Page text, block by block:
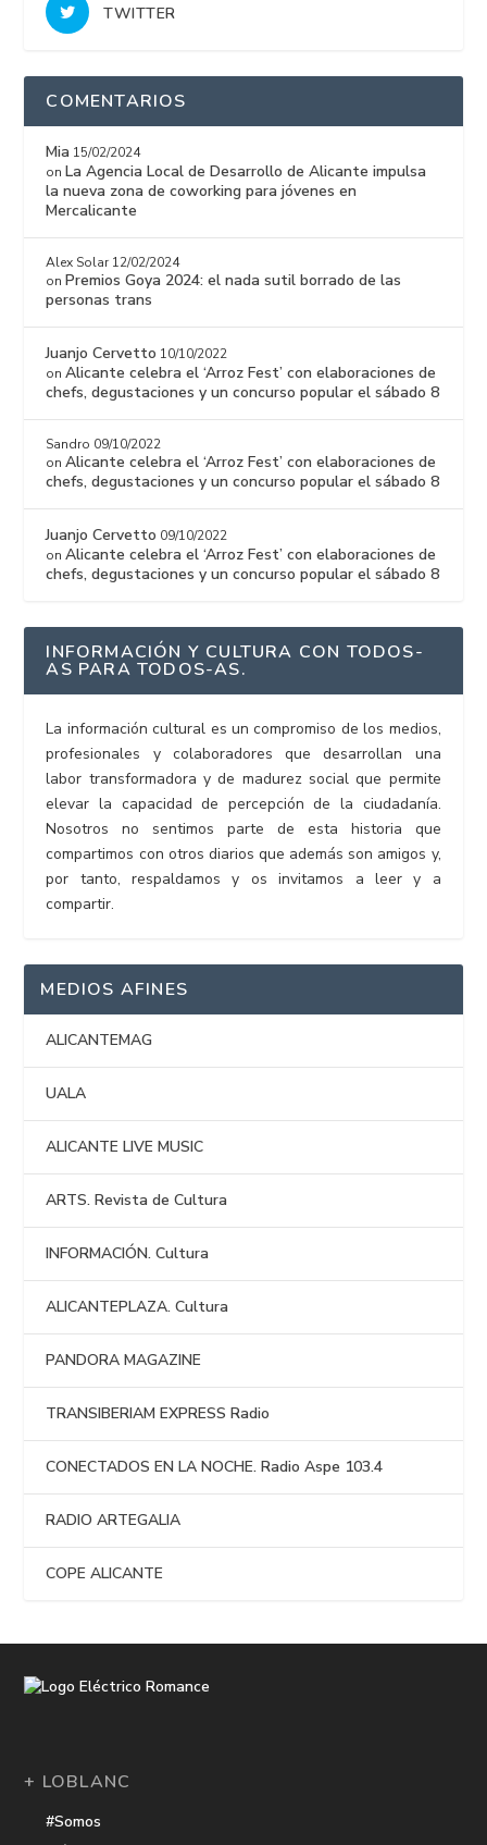
TWITTER
COMENTARIOS
Mia 15/02/2024
on La Agencia Local de Desarrollo de Alicante impulsa
la nueva zona de coworking para jóvenes en
Mercalicante
Alex Solar 12/02/2024
on Premios Goya 2024: el nada sutil borrado de las
personas trans
Juanjo Cervetto 10/10/2022
onAlicante celebra el ‘Arroz Fest’ con elaboraciones de
chefs, degustaciones y un concurso popular el sábado 8
Sandro 09/10/2022
onAlicante celebra el ‘Arroz Fest’ con elaboraciones de
chefs, degustaciones y un concurso popular el sábado 8
Juanjo Cervetto 09/10/2022
onAlicante celebra el ‘Arroz Fest’ con elaboraciones de
chefs, degustaciones y un concurso popular el sábado 8
INFORMACIÓN Y CULTURA CON TODOS-
AS PARA TODOS-AS.
La información cultural es un compromiso de los medios,
profesionales y colaboradores que desarrollan una
labor transformadora y de madurez social que permite
elevar la capacidad de percepción de la ciudadanía.
Nosotros no sentimos parte de esta historia que
compartimos con otros diarios que además son amigos y,
por tanto, respaldamos y os invitamos a leer y a
compartir.
MEDIOS AFINES
ALICANTEMAG
UALA
ALICANTE LIVE MUSIC
ARTS. Revista de Cultura
INFORMACIÓN. Cultura
ALICANTEPLAZA. Cultura
PANDORA MAGAZINE
TRANSIBERIAM EXPRESS Radio
CONECTADOS EN LA NOCHE. Radio Aspe 103.4
RADIO ARTEGALIA
COPE ALICANTE
+ LOBLANC
#Somos